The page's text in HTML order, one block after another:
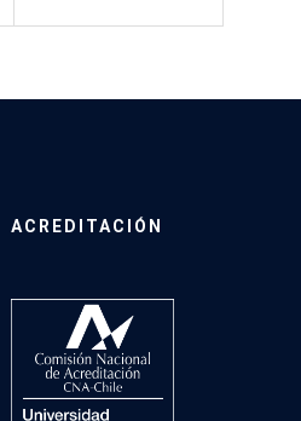
ACREDITACIÓN